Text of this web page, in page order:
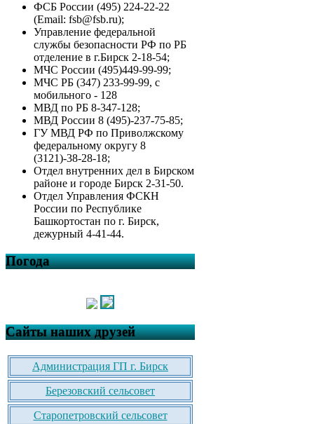
ФСБ России (495) 224-22-22
(Email: fsb@fsb.ru);
Управление федеральной
службы безопасности РФ по РБ
отделение в г.Бирск 2-18-54;
МЧС России (495)449-99-99;
МЧС РБ (347) 233-99-99, с
мобильного - 128
МВД по РБ 8-347-128;
МВД России 8 (495)-237-75-85;
ГУ МВД РФ по Приволжскому
федеральному округу 8
(3121)-38-28-18;
Отдел внутренних дел в Бирском
районе и городе Бирск 2-31-50.
Отдел Управления ФСКН
России по Республике
Башкортостан по г. Бирск,
дежурный 4-41-44.
Погода
Сайты наших друзей
Администрация ГП г. Бирск
Березовский сельсовет
Старопетровский сельсовет